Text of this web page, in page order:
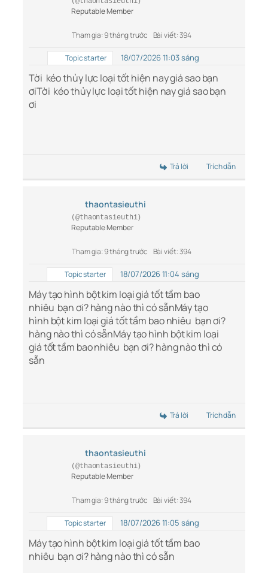
Reputable Member
Tham gia: 9 tháng trước Bài viết: 394
Topic starter 18/07/2026 11:03 sáng
Tời kéo thủy lực loại tốt hiện nay giá sao bạn
ơiTời kéo thủy lực loại tốt hiện nay giá sao bạn
ơi
Trả lời Trích dẫn
thaontasieuthi
(@thaontasieuthi)
Reputable Member
Tham gia: 9 tháng trước Bài viết: 394
Topic starter 18/07/2026 11:04 sáng
Máy tạo hình bột kim loại giá tốt tầm bao
nhiêu bạn ơi? hàng nào thì có sẵnMáy tạo
hình bột kim loại giá tốt tầm bao nhiêu bạn ơi?
hàng nào thì có sẵnMáy tạo hình bột kim loại
giá tốt tầm bao nhiêu bạn ơi? hàng nào thì có
sẵn
Trả lời Trích dẫn
thaontasieuthi
(@thaontasieuthi)
Reputable Member
Tham gia: 9 tháng trước Bài viết: 394
Topic starter 18/07/2026 11:05 sáng
Máy tạo hình bột kim loại giá tốt tầm bao
nhiêu bạn ơi? hàng nào thì có sẵn